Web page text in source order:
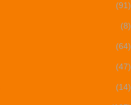
(91)
(8)
(64)
(47)
(14)